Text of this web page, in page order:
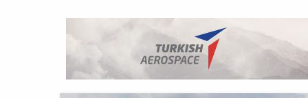
Çiti aştı,
İki hayalet
13:00 THY ve